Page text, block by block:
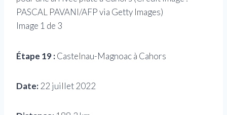
PASCAL PAVANI/AFP via Getty Images)
Image 1 de 3
Étape 19 :Castelnau-Magnoac à Cahors
Date: 22 juillet 2022